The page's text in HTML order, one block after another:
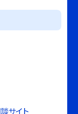
サイト